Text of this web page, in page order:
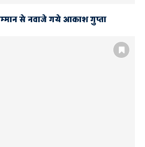
से नवाजे गये आकाश गुप्ता